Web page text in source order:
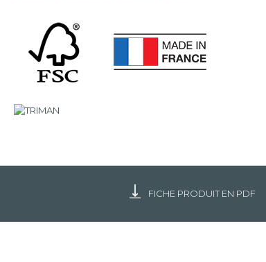
FICHE PRODUIT EN PDF